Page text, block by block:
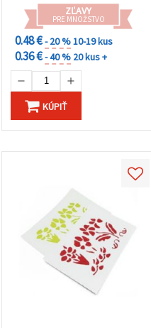
ZĽAVY
PRE MNOŽSTVO
0.48 €- 20 %10-19 kus
0.36 €- 40 % 20 kus +
KÚPIŤ